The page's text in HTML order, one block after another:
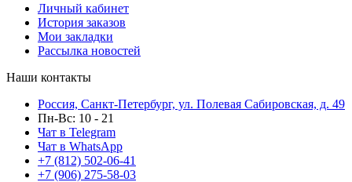
Личный кабинет
История заказов
Мои закладки
Рассылка новостей
Наши контакты
Россия, Санкт-Петербург, ул. Полевая Сабировская, д. 49
Пн-Вс: 10 - 21
Чат в Telegram
Чат в WhatsApp
+7 (812) 502-06-41
+7 (906) 275-58-03